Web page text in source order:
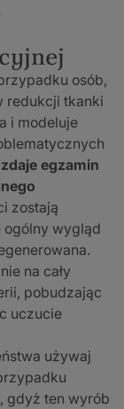
osób,
redukcji tkanki
i modeluje
egzamin
zostają
ogólny wygląd
na cały
pobudzając
uczucie
używaj
gdyż ten wyrób